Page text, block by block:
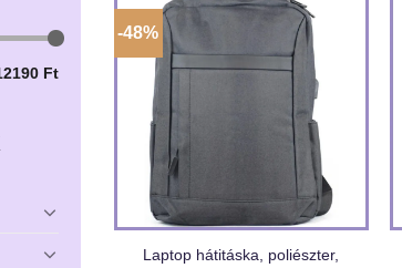
Ft
-48%
Laptop hátitáska, poliészter,